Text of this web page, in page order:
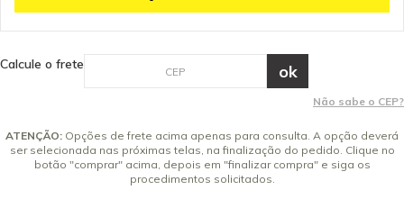
Calcule o frete
Não sabe o CEP?
ATENÇÃO: Opções de frete acima apenas para consulta. A opção deverá
ser selecionada nas próximas telas, na finalização do pedido. Clique no
botão "comprar" acima, depois em "finalizar compra" e siga os
procedimentos solicitados.